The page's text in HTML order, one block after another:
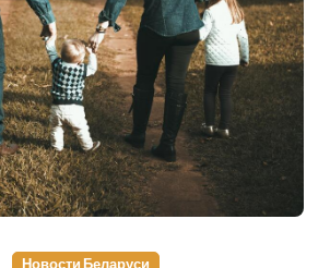
Новости Беларуси